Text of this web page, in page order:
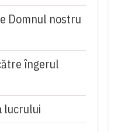
Domnul nostru
îngerul
lucrului